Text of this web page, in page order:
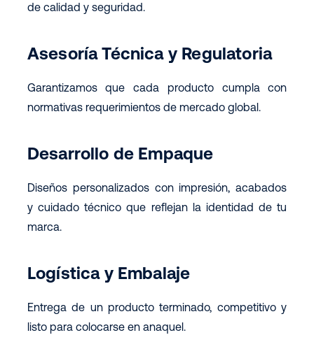
de calidad y seguridad.
Asesoría Técnica y Regulatoria
Garantizamos que cada producto cumpla con
normativas requerimientos de mercado global.
Desarrollo de Empaque
Diseños personalizados con impresión, acabados
y cuidado técnico que reflejan la identidad de tu
marca.
Logística y Embalaje
Entrega de un producto terminado, competitivo y
listo para colocarse en anaquel.